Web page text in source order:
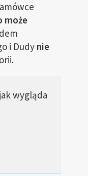
może
i Dudy nie
wygląda